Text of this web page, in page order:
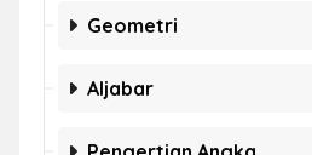
Geometri
Aljabar